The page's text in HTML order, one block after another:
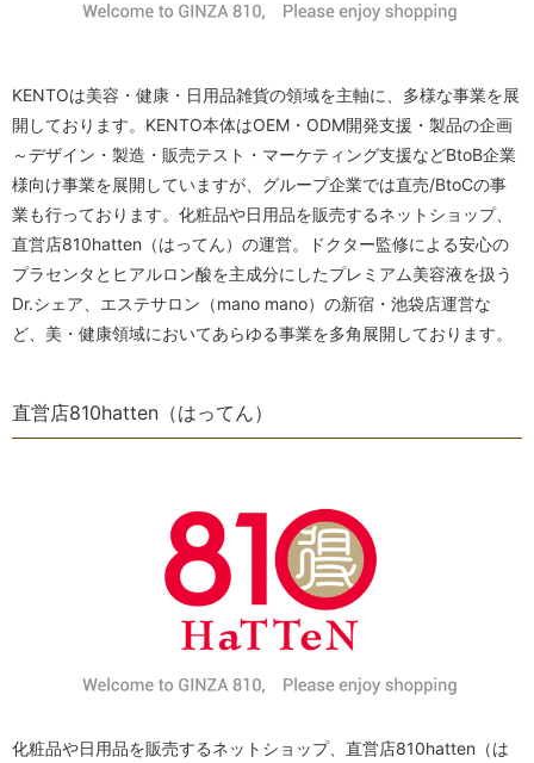
KENTOは美容・健康・日用品雑貨の領域を主軸に、多様な事業を展
開しております。KENTO本体はOEM・ODM開発支援・製品の企画
～デザイン・製造・販売テスト・マーケティング支援などBtoB企業
様向け事業を展開していますが、グループ企業では直売/BtoCの事
業も行っております。化粧品や日用品を販売するネットショップ、
直営店810hatten（はってん）の運営。ドクター監修による安心の
プラセンタとヒアルロン酸を主成分にしたプレミアム美容液を扱う
Dr.シェア、エステサロン（mano mano）の新宿・池袋店運営な
ど、美・健康領域においてあらゆる事業を多角展開しております。
直営店810hatten（はってん）
化粧品や日用品を販売するネットショップ、直営店810hatten（は